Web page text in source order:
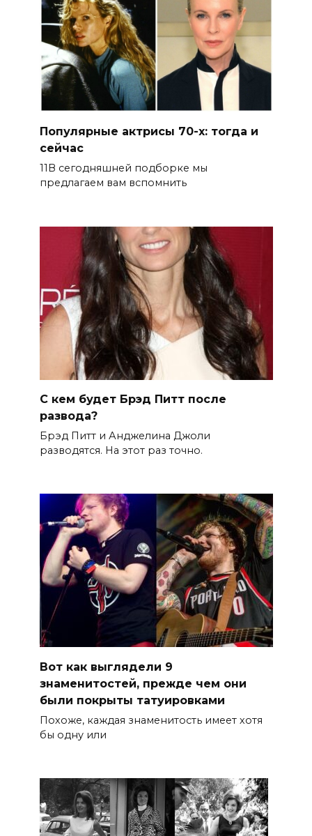
Популярные актрисы 70-х: тогда и
сейчас
11В сегодняшней подборке мы
предлагаем вам вспомнить
С кем будет Брэд Питт после
развода?
Брэд Питт и Анджелина Джоли
разводятся. На этот раз точно.
Вот как выглядели 9
знаменитостей, прежде чем они
были покрыты татуировками
Похоже, каждая знаменитость имеет хотя
бы одну или